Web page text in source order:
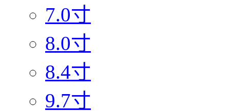
7.0寸
8.0寸
8.4寸
9.7寸